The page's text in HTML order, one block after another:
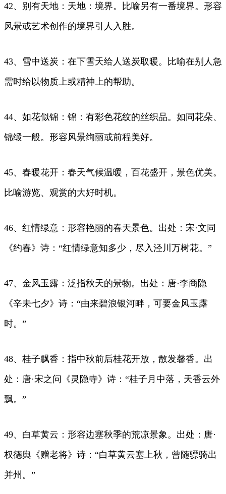
42、别有天地：天地：境界。比喻另有一番境界。形容
风景或艺术创作的境界引人入胜。
43、雪中送炭：在下雪天给人送炭取暖。比喻在别人急
需时给以物质上或精神上的帮助。
44、如花似锦：锦：有彩色花纹的丝织品。如同花朵、
锦缎一般。形容风景绚丽或前程美好。
45、春暖花开：春天气候温暖，百花盛开，景色优美。
比喻游览、观赏的大好时机。
46、红情绿意：形容艳丽的春天景色。出处：宋·文同
《约春》诗：“红情绿意知多少，尽入泾川万树花。”
47、金风玉露：泛指秋天的景物。出处：唐·李商隐
《辛未七夕》诗：“由来碧浪银河畔，可要金风玉露
时。”
48、桂子飘香：指中秋前后桂花开放，散发馨香。出
处：唐·宋之问《灵隐寺》诗：“桂子月中落，天香云外
飘。”
49、白草黄云：形容边塞秋季的荒凉景象。出处：唐·
权德舆《赠老将》诗：“白草黄云塞上秋，曾随骠骑出
并州。”